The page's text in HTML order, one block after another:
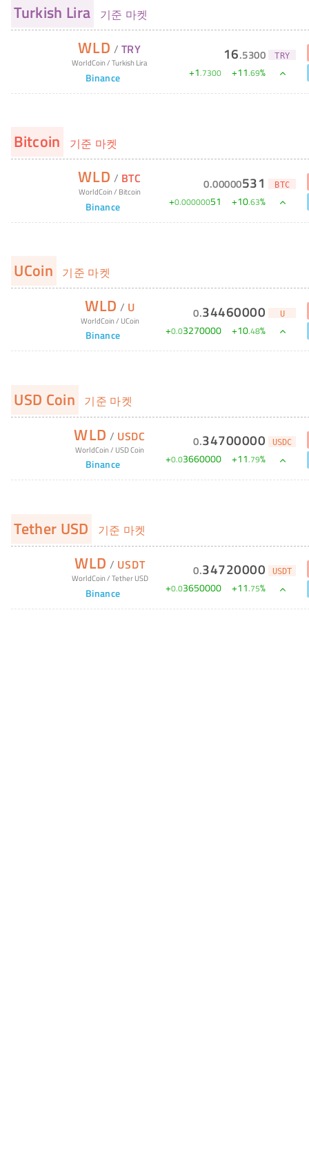
Turkish Lira 기준 마켓
WLD / TRY
WorldCoin/Turkish Lira
Binance
16.5300 TRY
+1.7300 +11.69%
Bitcoin 기준 마켓
WLD / BTC
WorldCoin/ Bitcoin
Binance
0.00000531 BTC
+0.00000051 +10.63%
UCoin 기준 마켓
WLD / U
WorldCoin/ UCoin
Binance
0.34460000 U
+0.03270000 +10.48%
USD Coin 기준 마켓
WLD / USDC
WorldCoin/ USD Coin
Binance
0.34700000 USDC
+0.03660000 +11.79%
Tether USD 기준 마켓
WLD / USDT
WorldCoin/Tether USD
Binance
0.34720000 USDT
+0.03650000 +11.75%